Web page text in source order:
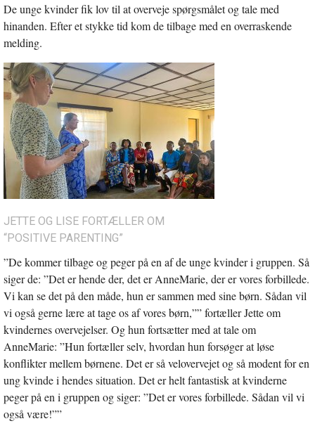
De unge kvinder fik lov til at overveje spørgsmålet og tale med
hinanden. Efter et stykke tid kom de tilbage med en overraskende
melding.
JETTE OG LISE FORTÆLLER OM
“POSITIVE PARENTING”
”De kommer tilbage og peger på en af de unge kvinder i gruppen. Så
siger de: ”Det er hende der, det er AnneMarie, der er vores forbillede.
Vi kan se det på den måde, hun er sammen med sine børn. Sådan vil
vi også gerne lære at tage os af vores børn,”” fortæller Jette om
kvindernes overvejelser. Og hun fortsætter med at tale om
AnneMarie: ”Hun fortæller selv, hvordan hun forsøger at løse
konflikter mellem børnene. Det er så velovervejet og så modent for en
ung kvinde i hendes situation. Det er helt fantastisk at kvinderne
peger på en i gruppen og siger: ”Det er vores forbillede. Sådan vil vi
også være!””